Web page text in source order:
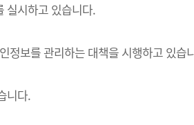
실시하고 있습니다.
정보를 관리하는 대책을 시행하고 있습
니다.